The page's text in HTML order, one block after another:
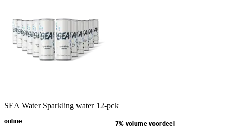
SEA Water Sparkling water 12-pck
online 7% volume voordeel